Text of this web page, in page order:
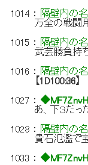
1014 ： 隔壁内の名
万全の戦闘
1015 ： 隔壁内の名
武芸勝負持
1016 ： 隔壁内の名
【1D100:36】
1027 ：
あ、下３だ
1028 ： 隔壁内の名
貴石氾濫で
1033 ：